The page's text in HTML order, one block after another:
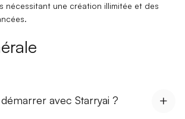
nécessitant une création illimitée et des
avec Starryai ?